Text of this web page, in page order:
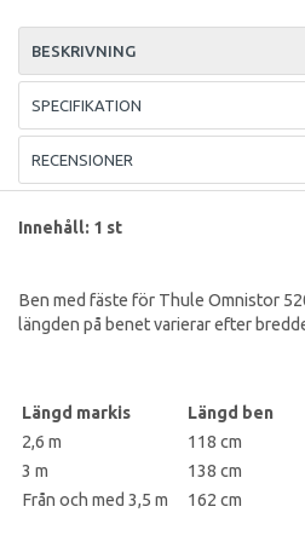
BESKRIVNING
SPECIFIKATION
RECENSIONER
Innehåll: 1 st
Ben med fäste för Thule Omnistor
längden på benet varierar efter
Längd markis
Längd ben
2,6 m
118 cm
3 m
138 cm
Från och med 3,5 m
162 cm